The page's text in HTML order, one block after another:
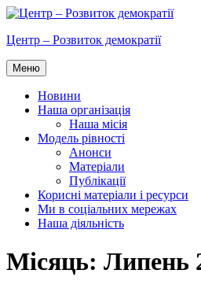
Перейти
вмісту
Центр – Розвиток демократії
Меню
Новини
Наша організація
Наша місія
Модель рівності
Анонси
Матеріали
Публікації
Корисні матеріали і ресурси
Ми в соціальних мережах
Наша діяльність
Місяць: Липень